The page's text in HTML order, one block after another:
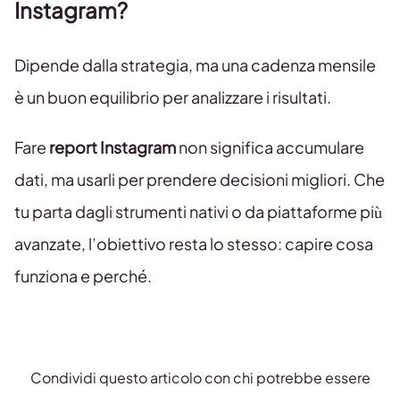
Instagram?
Dipende dalla strategia, ma una cadenza mensile
è un buon equilibrio per analizzare i risultati.
Fare report Instagramnon significa accumulare
dati, ma usarli per prendere decisioni migliori. Che
tu parta dagli strumenti nativi o da piattaforme più
avanzate, l’obiettivo resta lo stesso: capire cosa
funziona e perché.
Condividi questo articolo con chi potrebbe essere